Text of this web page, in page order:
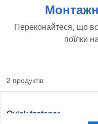
Переконайтеся, що
поїлки
2 продуктів
Quick fastener